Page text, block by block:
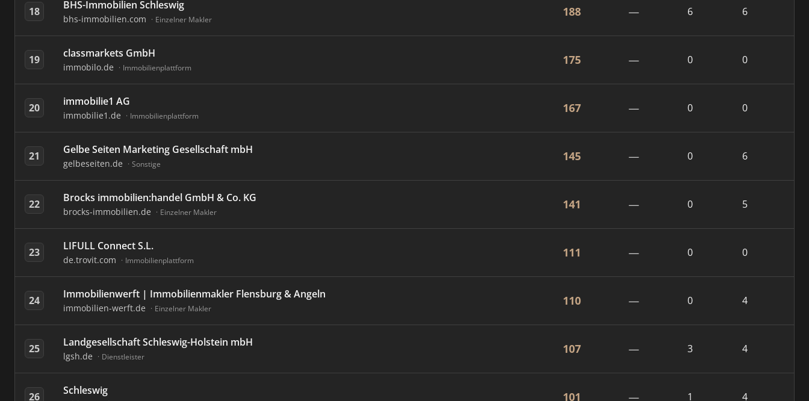
18 BHS-Immobilien Schleswig
bhs-immobilien.com Einzelner Makler
188 — 6 6
19 classmarkets GmbH
immobilo.de Immobilienplattform
175 — 0 0
20 immobilie1 AG
immobilie1.de Immobilienplattform
167 — 0 0
21 Gelbe Seiten Marketing Gesellschaft mbH
gelbeseiten.de Sonstige
145 — 0 6
22 Brocks immobilien:handel GmbH & Co. KG
brocks-immobilien.de Einzelner Makler
141 — 0 5
23 LIFULL Connect S.L.
de.trovit.com Immobilienplattform
111 — 0 0
24 Immobilienwerft | Immobilienmakler Flensburg & Angeln
immobilien-werft.de Einzelner Makler
110 — 0 4
25 Landgesellschaft Schleswig-Holstein mbH
lgsh.de Dienstleister
107 — 3 4
26 Schleswig 101 — 1 4